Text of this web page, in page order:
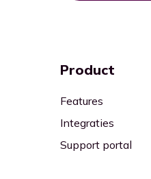
Product
Features
Integraties
Support portal